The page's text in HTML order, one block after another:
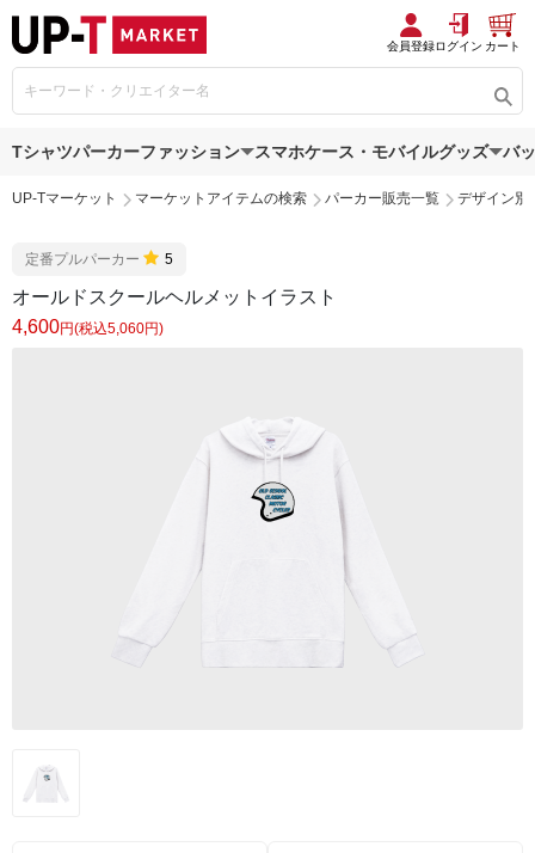
会員登録ログイン カート
Tシャツパーカーファッション スマホケース・モバイルグッズ バ
UP-Tマーケット マーケットアイテムの検索 パーカー販売一覧 デザイン別
定番プルパーカー 5
オールドスクールヘルメットイラスト
4,600円(税込5,060円)